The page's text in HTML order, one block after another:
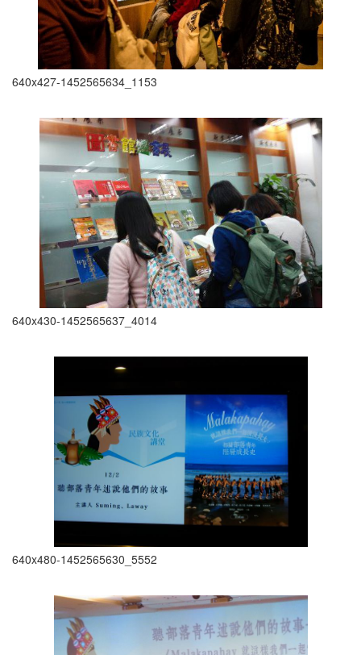
640x427-1452565634_1153
640x430-1452565637_4014
640x480-1452565630_5552